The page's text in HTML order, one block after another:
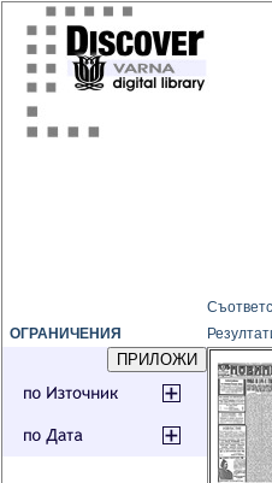
ОГРАНИЧЕНИЯ